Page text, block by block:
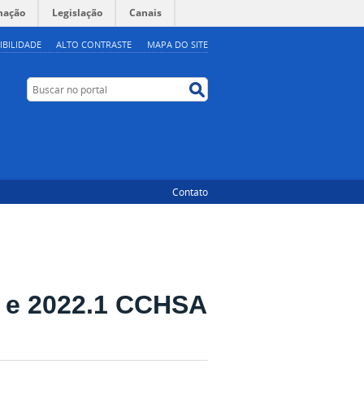
ALTO CONTRASTE MAPA DO SITE
Legislação Canais
Buscar no portal
Contato
2022.1 CCHSA